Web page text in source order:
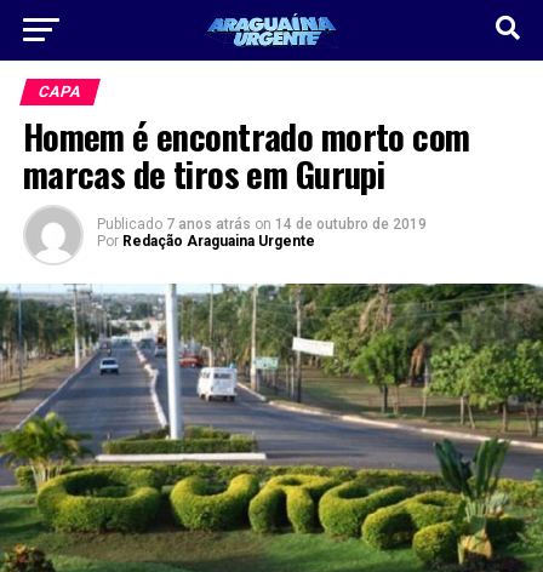
CAPA
Homem é encontrado morto com
marcas de tiros em Gurupi
Publicado 7 anos atrás on 14 de outubro de 2019
Por Redação Araguaina Urgente